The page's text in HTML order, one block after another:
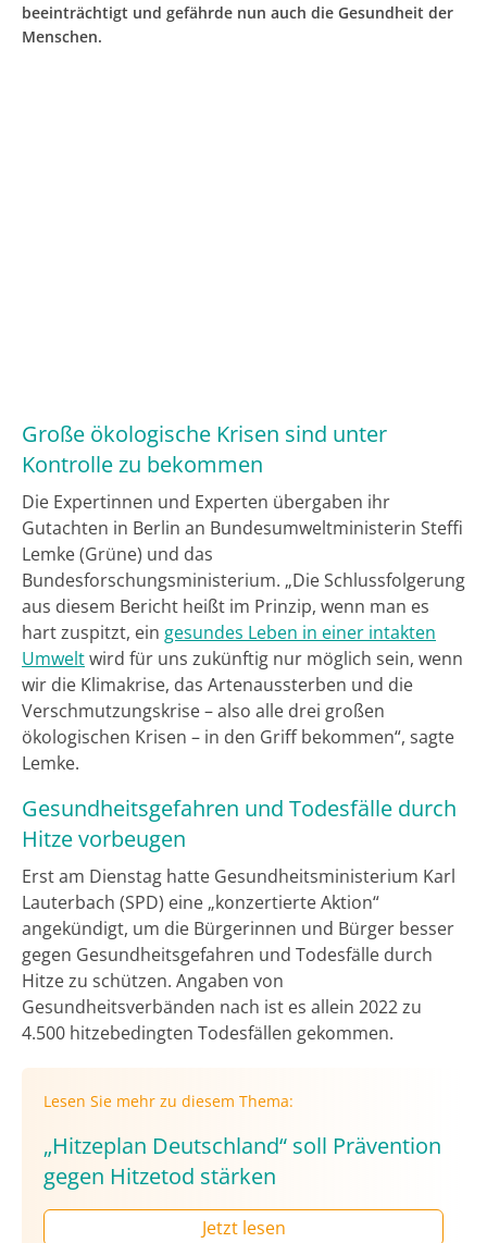
beeinträchtigt und gefährde nun auch die Gesundheit der
Menschen.
Große ökologische Krisen sind unter
Kontrolle zu bekommen
Die Expertinnen und Experten übergaben ihr
Gutachten in Berlin an Bundesumweltministerin Steffi
Lemke (Grüne) und das
Bundesforschungsministerium. „Die Schlussfolgerung
aus diesem Bericht heißt im Prinzip, wenn man es
hart zuspitzt, ein gesundes Leben in einer intakten
Umweltwird für uns zukünftig nur möglich sein, wenn
wir die Klimakrise, das Artenaussterben und die
Verschmutzungskrise – also alle drei großen
ökologischen Krisen – in den Griff bekommen“, sagte
Lemke.
Gesundheitsgefahren und Todesfälle durch
Hitze vorbeugen
Erst am Dienstag hatte Gesundheitsministerium Karl
Lauterbach (SPD) eine „konzertierte Aktion“
angekündigt, um die Bürgerinnen und Bürger besser
gegen Gesundheitsgefahren und Todesfälle durch
Hitze zu schützen. Angaben von
Gesundheitsverbänden nach ist es allein 2022 zu
4.500 hitzebedingten Todesfällen gekommen.
Lesen Sie mehr zu diesem Thema:
„Hitzeplan Deutschland“ soll Prävention
gegen Hitzetod stärken
Jetzt lesen